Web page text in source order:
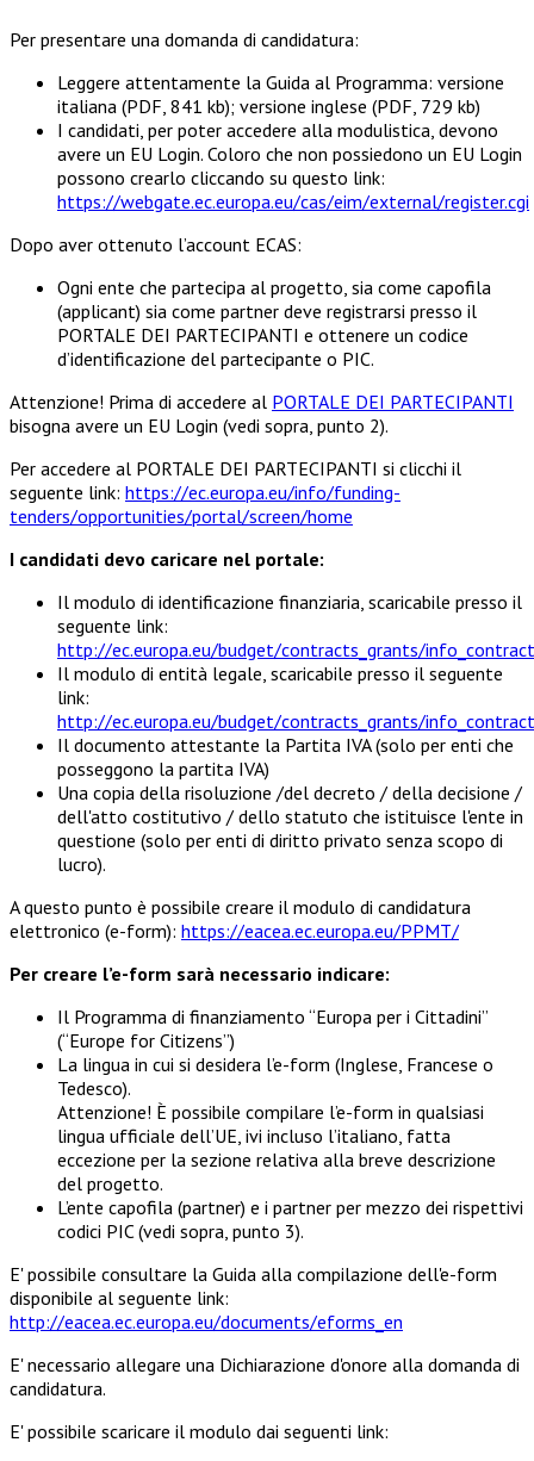
Per presentare una domanda di candidatura:
Leggere attentamente la Guida al Programma: versione
italiana (PDF, 841 kb); versione inglese (PDF, 729 kb)
I candidati, per poter accedere alla modulistica, devono
avere un EU Login. Coloro che non possiedono un EU Login
possono crearlo cliccando su questo link:
https://webgate.ec.europa.eu/cas/eim/external/register.cgi
Dopo aver ottenuto l’account ECAS:
Ogni ente che partecipa al progetto, sia come capofila
(applicant) sia come partner deve registrarsi presso il
PORTALE DEI PARTECIPANTI e ottenere un codice
d’identificazione del partecipante o PIC.
Attenzione! Prima di accedere al PORTALE DEI PARTECIPANTI
bisogna avere un EU Login (vedi sopra, punto 2).
Per accedere al PORTALE DEI PARTECIPANTI si clicchi il
seguente link: https://ec.europa.eu/info/funding-
tenders/opportunities/portal/screen/home
I candidati devo caricare nel portale:
Il modulo di identificazione finanziaria, scaricabile presso il
seguente link:
http://ec.europa.eu/budget/contracts_grants/
Il modulo di entità legale, scaricabile presso il seguente
link:
http://ec.europa.eu/budget/contracts_grants/
Il documento attestante la Partita IVA (solo per enti che
posseggono la partita IVA)
Una copia della risoluzione /del decreto / della decisione /
dell'atto costitutivo / dello statuto che istituisce l'ente in
questione (solo per enti di diritto privato senza scopo di
lucro).
A questo punto è possibile creare il modulo di candidatura
elettronico (e-form): https://eacea.ec.europa.eu/PPMT/
Per creare l’e-form sarà necessario indicare:
Il Programma di finanziamento “Europa per i Cittadini”
(“Europe for Citizens”)
La lingua in cui si desidera l’e-form (Inglese, Francese o
Tedesco).
Attenzione! È possibile compilare l’e-form in qualsiasi
lingua ufficiale dell’UE, ivi incluso l’italiano, fatta
eccezione per la sezione relativa alla breve descrizione
del progetto.
L’ente capofila (partner) e i partner per mezzo dei rispettivi
codici PIC (vedi sopra, punto 3).
E' possibile consultare la Guida alla compilazione dell'e-form
disponibile al seguente link:
http://eacea.ec.europa.eu/documents/eforms_en
E' necessario allegare una Dichiarazione d'onore alla domanda di
candidatura.
E' possibile scaricare il modulo dai seguenti link: